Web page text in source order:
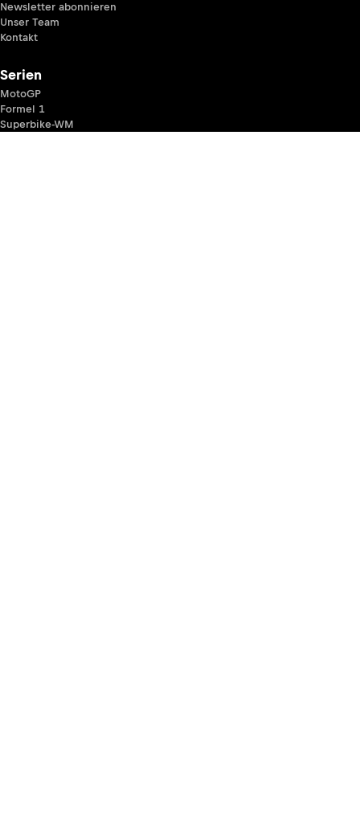
Newsletter abonnieren
Unser Team
Kontakt
Serien
MotoGP
Formel 1
Superbike-WM